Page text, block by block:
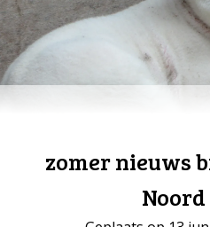
zomer nieuws
Noord